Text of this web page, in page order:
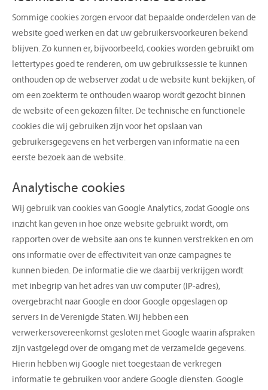
Sommige cookies zorgen ervoor dat bepaalde onderdelen van de
website goed werken en dat uw gebruikersvoorkeuren bekend
blijven. Zo kunnen er, bijvoorbeeld, cookies worden gebruikt om
lettertypes goed te renderen, om uw gebruikssessie te kunnen
onthouden op de webserver zodat u de website kunt bekijken, of
om een zoekterm te onthouden waarop wordt gezocht binnen
de website of een gekozen filter. De technische en functionele
cookies die wij gebruiken zijn voor het opslaan van
gebruikersgegevens en het verbergen van informatie na een
eerste bezoek aan de website.
Analytische cookies
Wij gebruik van cookies van Google Analytics, zodat Google ons
inzicht kan geven in hoe onze website gebruikt wordt, om
rapporten over de website aan ons te kunnen verstrekken en om
ons informatie over de effectiviteit van onze campagnes te
kunnen bieden. De informatie die we daarbij verkrijgen wordt
met inbegrip van het adres van uw computer (IP-adres),
overgebracht naar Google en door Google opgeslagen op
servers in de Verenigde Staten. Wij hebben een
verwerkersovereenkomst gesloten met Google waarin afspraken
zijn vastgelegd over de omgang met de verzamelde gegevens.
Hierin hebben wij Google niet toegestaan de verkregen
informatie te gebruiken voor andere Google diensten. Google